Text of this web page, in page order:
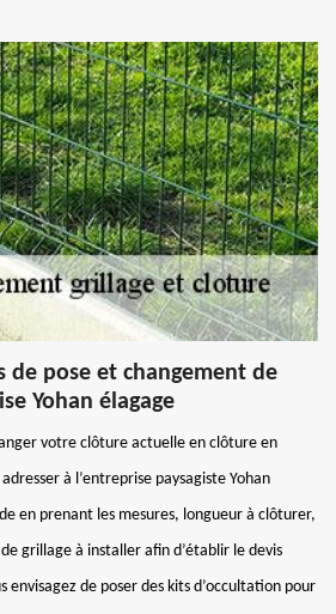
de pose et changement de
Yohan élagage
votre clôture actuelle en clôture en
à l’entreprise paysagiste Yohan
en prenant les mesures, longueur à clôturer,
grillage à installer afin d’établir le devis
de poser des kits d’occultation pour